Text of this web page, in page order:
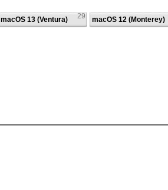
29
macOS 13 (Ventura)
macOS 12 (Monterey)